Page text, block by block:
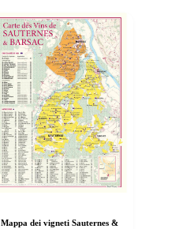
Mappa dei vigneti Sauternes &